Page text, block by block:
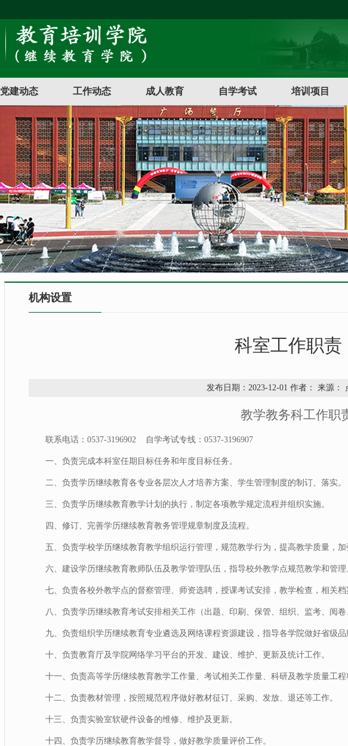
党建动态 工作动态 成人教育 自学考试 培训项目
机构设置
科室工作职责
发布日期：2023-12-01 作者： 来源：
教学教务科工作职
联系电话：0537-3196902 自学考试专线：0537-3196907
一、负责完成本科室任期目标任务和年度目标任务。
二、负责学历继续教育各专业各层次人才培养方案、学生管理制度的制订、落实。
三、负责学历继续教育教学计划的执行，制定各项教学规定流程并组织实施。
四、修订、完善学历继续教育教务管理规章制度及流程。
五、负责学校学历继续教育教学组织运行管理，规范教学行为，提高教学质量，
六、建设学历继续教育教师队伍及教学管理队伍，指导校外教学点规范教学和管理
七、负责各校外教学点的督察管理、师资选聘，授课考试安排，教学检查，相关
八、负责学历继续教育考试安排相关工作（出题、印刷、保管、组织、监考、阅
九、负责组织学历继续教育专业遴选及网络课程资源建设，指导各学院做好省级
十、负责教育厅及学院网络学习平台的开发、建设、维护、更新及统计工作。
十一、负责高等学历继续教育教学工作量、考试相关工作量、科研及教学质量工
十二、负责教材管理，按照规范程序做好教材征订、采购、发放、退还等工作。
十三、负责实验室软硬件设备的维修、维护及更新。
十四、负责学历继续教育教学督导，做好教学质量评价工作。